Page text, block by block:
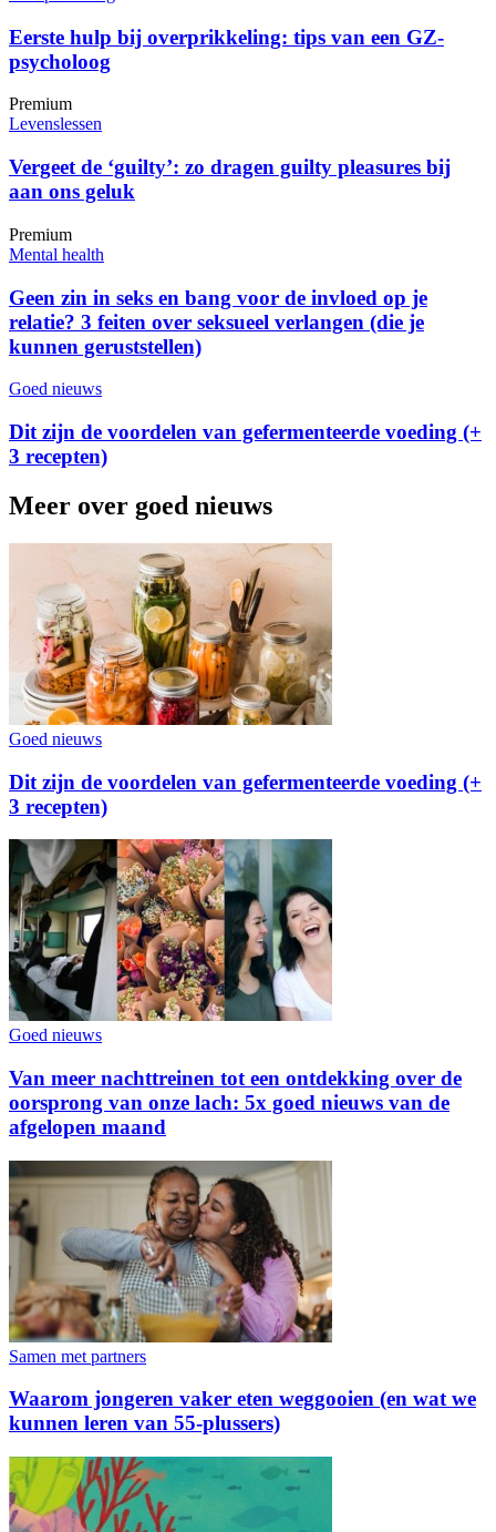
Eerste hulp bij overprikkeling: tips van een GZ-
psycholoog
Premium
Levenslessen
Vergeet de ‘guilty’: zo dragen guilty pleasures bij
aan ons geluk
Premium
Mental health
Geen zin in seks en bang voor de invloed op je
relatie? 3 feiten over seksueel verlangen (die je
kunnen geruststellen)
Goed nieuws
Dit zijn de voordelen van gefermenteerde voeding (+
3 recepten)
Meer over goed nieuws
Goed nieuws
Dit zijn de voordelen van gefermenteerde voeding (+
3 recepten)
Goed nieuws
Van meer nachttreinen tot een ontdekking over de
oorsprong van onze lach: 5x goed nieuws van de
afgelopen maand
Samen met partners
Waarom jongeren vaker eten weggooien (en wat we
kunnen leren van 55-plussers)